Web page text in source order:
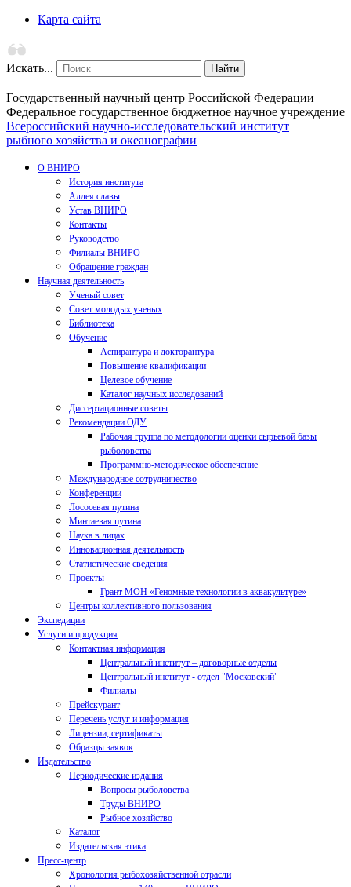
Карта сайта
Искать... Найти
Государственный научный центр Российской Федерации
Федеральное государственное бюджетное научное учреждение
Всероссийский научно-исследовательский институт
рыбного хозяйства и океанографии
О ВНИРО
История института
Аллея славы
Устав ВНИРО
Контакты
Руководство
Филиалы ВНИРО
Обращение граждан
Научная деятельность
Ученый совет
Совет молодых ученых
Библиотека
Обучение
Аспирантура и докторантура
Повышение квалификации
Целевое обучение
Каталог научных исследований
Диссертационные советы
Рекомендации ОДУ
Рабочая группа по методологии оценки сырьевой базы
рыболовства
Программно-методическое обеспечение
Международное сотрудничество
Конференции
Лососевая путина
Минтаевая путина
Наука в лицах
Инновационная деятельность
Статистические сведения
Проекты
Грант МОН «Геномные технологии в аквакультуре»
Центры коллективного пользования
Экспедиции
Услуги и продукция
Контактная информация
Центральный институт – договорные отделы
Центральный институт - отдел "Московский"
Филиалы
Прейскурант
Перечень услуг и информация
Лицензии, сертификаты
Образцы заявок
Издательство
Периодические издания
Вопросы рыболовства
Труды ВНИРО
Рыбное хозяйство
Каталог
Издательская этика
Пресс-центр
Хронология рыбохозяйственной отрасли